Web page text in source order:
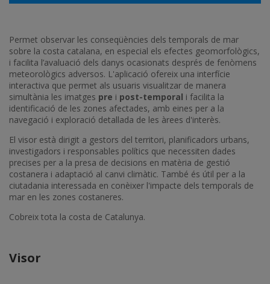
Permet observar les conseqüències dels temporals de mar
sobre la costa catalana, en especial els efectes geomorfològics,
i facilita l’avaluació dels danys ocasionats després de fenòmens
meteorològics adversos. L'aplicació ofereix una interfície
interactiva que permet als usuaris visualitzar de manera
simultània les imatges pre i post-temporal i facilita la
identificació de les zones afectades, amb eines per a la
navegació i exploració detallada de les àrees d'interès.
El visor està dirigit a gestors del territori, planificadors urbans,
investigadors i responsables polítics que necessiten dades
precises per a la presa de decisions en matèria de gestió
costanera i adaptació al canvi climàtic. També és útil per a la
ciutadania interessada en conèixer l'impacte dels temporals de
mar en les zones costaneres.
Cobreix tota la costa de Catalunya.
Visor